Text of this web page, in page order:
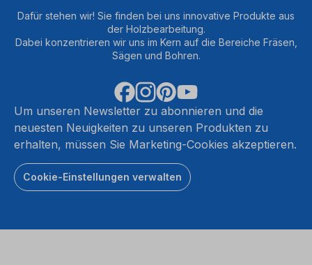
Dafür stehen wir! Sie finden bei uns innovative Produkte aus
der Holzbearbeitung.
Dabei konzentrieren wir uns im Kern auf die Bereiche Fräsen,
Sägen und Bohren.
Um unseren Newsletter zu abonnieren und die
neuesten Neuigkeiten zu unseren Produkten zu
erhalten, müssen Sie Marketing-Cookies akzeptieren.
Cookie-Einstellungen verwalten